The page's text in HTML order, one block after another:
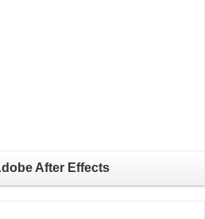
After Effects